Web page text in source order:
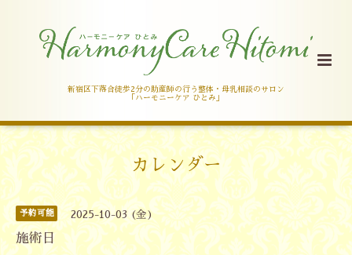
新宿区下落合徒歩2分の助産師の行う整体・母乳相談のサロン
「ハーモニーケア ひとみ」
カレンダー
予約可能 2025-10-03 (金)
施術日